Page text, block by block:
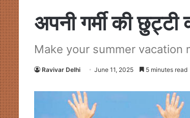
अपनी गर्मी की छुट्टी
Make your summer vacation
Ravivar Delhi June 11, 2025 5 minutes read